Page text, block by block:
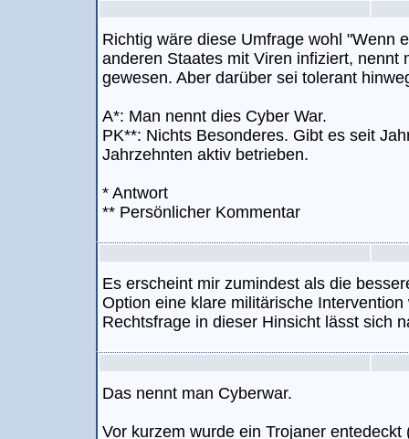
Richtig wäre diese Umfrage wohl "Wenn
anderen Staates mit Viren infiziert, nennt
gewesen. Aber darüber sei tolerant
A*: Man nennt dies Cyber War.
PK**: Nichts Besonderes. Gibt es seit
Jahrzehnten aktiv betrieben.
* Antwort
** Persönlicher Kommentar
Es erscheint mir zumindest als die
Option eine klare militärische
Rechtsfrage in dieser Hinsicht lässt sich
Das nennt man Cyberwar.
Vor kurzem wurde ein Trojaner